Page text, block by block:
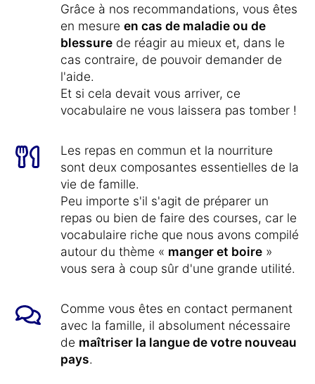
Grâce à nos recommandations, vous êtes
en mesure en cas de maladie ou de
blessure de réagir au mieux et, dans le
cas contraire, de pouvoir demander de
l'aide.
Et si cela devait vous arriver, ce
vocabulaire ne vous laissera pas tomber !
Les repas en commun et la nourriture
sont deux composantes essentielles de la
vie de famille.
Peu importe s'il s'agit de préparer un
repas ou bien de faire des courses, car le
vocabulaire riche que nous avons compilé
autour du thème « manger et boire »
vous sera à coup sûr d'une grande utilité.
Comme vous êtes en contact permanent
avec la famille, il absolument nécessaire
de maîtriser la langue de votre nouveau
pays.